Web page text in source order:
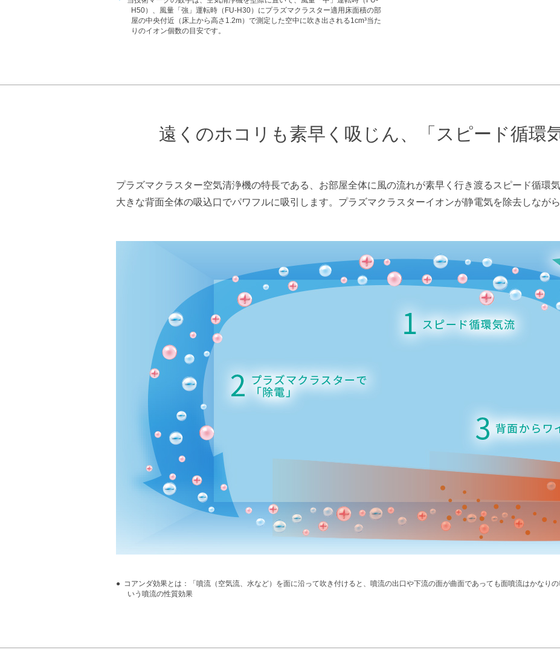
H50）、風量「強」運転時（FU-H30）にプラズマクラスター適用床面積の部
屋の中央付近（床上から高さ1.2m）で測定した空中に吹き出される1cm³当た
りのイオン個数の目安です。
遠くのホコリも素早く吸じん、 「スピード循環
プラズマクラスター空気清浄機の特長である、お部屋全体に風の流れが素早く行き渡るスピード循環
大きな背面全体の吸込口でパワフルに吸引します。プラズマクラスターイオンが静電気を除去しなが
コアンダ効果とは：「噴流（空気流、水など）を面に沿って吹き付けると、噴流の出口や下流の面が曲面であっても面噴流はかなり
いう噴流の性質効果